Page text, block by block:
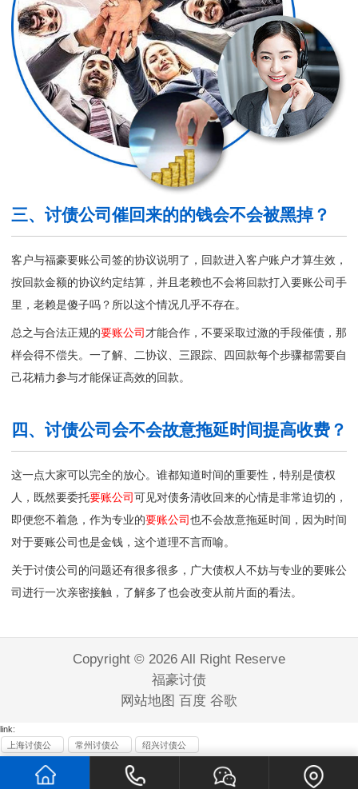
三、讨债公司催回来的的钱会不会被黑掉？
客户与福豪要账公司签的协议说明了，回款进入客户账户才算生效，
按回款金额的协议约定结算，并且老赖也不会将回款打入要账公司手
里，老赖是傻子吗？所以这个情况几乎不存在。
总之与合法正规的要账公司 才能合作，不要采取过激的手段催债，那
样会得不偿失。一了解、二协议、三跟踪、四回款每个步骤都需要自
己花精力参与才能保证高效的回款。
四、讨债公司会不会故意拖延时间提高收费？
这一点大家可以完全的放心。谁都知道时间的重要性，特别是债权
人，既然要委托要账公司可见对债务清收回来的心情是非常迫切的，
即便您不着急，作为专业的要账公司也不会故意拖延时间，因为时间
对于要账公司也是金钱，这个道理不言而喻。
关于讨债公司的问题还有很多很多，广大债权人不妨与专业的要账公
司进行一次亲密接触，了解多了也会改变从前片面的看法。
Copyright © 2026 All Right Reserve
福豪讨债
网站地图 百度 谷歌
link:
上海讨债公
常州讨债公
绍兴讨债公